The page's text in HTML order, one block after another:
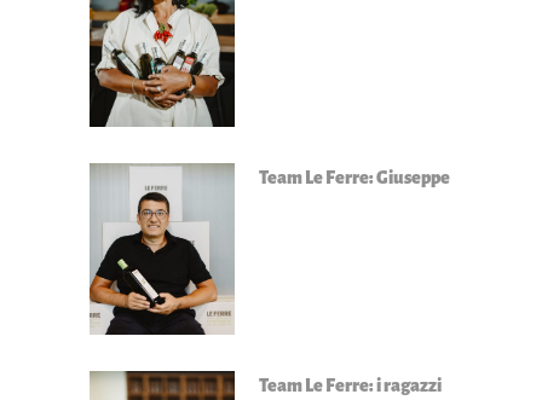
Team Le Ferre: Giuseppe
Team Le Ferre: i ragazzi